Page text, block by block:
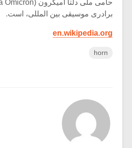
برادری موسیقی بین المللی، است.
en.wikipedia.org
horn